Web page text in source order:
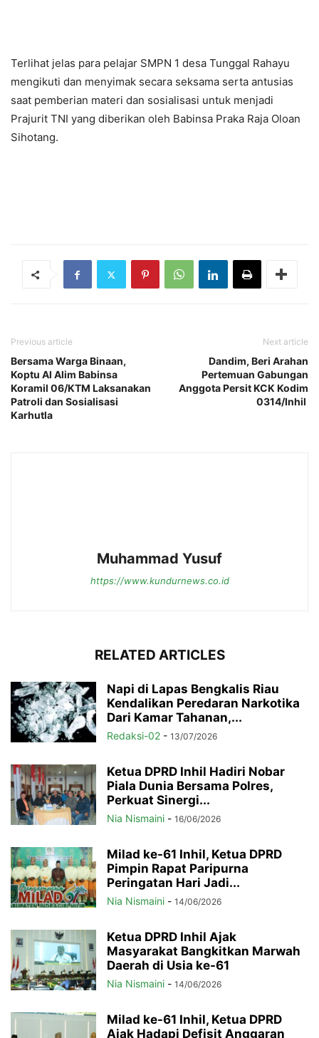
Terlihat jelas para pelajar SMPN 1 desa Tunggal Rahayu
mengikuti dan menyimak secara seksama serta antusias
saat pemberian materi dan sosialisasi untuk menjadi
Prajurit TNI yang diberikan oleh Babinsa Praka Raja Oloan
Sihotang.
Previous article
Bersama Warga Binaan,
Koptu Al Alim Babinsa
Koramil 06/KTM Laksanakan
Patroli dan Sosialisasi
Karhutla
Next article
Dandim, Beri Arahan
Pertemuan Gabungan
Anggota Persit KCK Kodim
0314/Inhil
Muhammad Yusuf
https://www.kundurnews.co.id
RELATED ARTICLES
Napi di Lapas Bengkalis Riau
Kendalikan Peredaran Narkotika
Dari Kamar Tahanan,...
Redaksi-02 - 13/07/2026
Ketua DPRD Inhil Hadiri Nobar
Piala Dunia Bersama Polres,
Perkuat Sinergi...
Nia Nismaini - 16/06/2026
Milad ke-61 Inhil, Ketua DPRD
Pimpin Rapat Paripurna
Peringatan Hari Jadi...
Nia Nismaini - 14/06/2026
Ketua DPRD Inhil Ajak
Masyarakat Bangkitkan Marwah
Daerah di Usia ke-61
Nia Nismaini - 14/06/2026
Milad ke-61 Inhil, Ketua DPRD
Ajak Hadapi Defisit Anggaran